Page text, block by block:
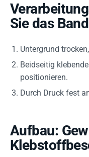
Sie das
Untergrund
Beidseitig
positionieren.
Durch Druck fest
Aufbau: